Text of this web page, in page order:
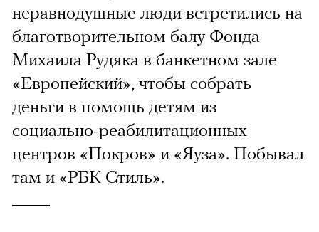
неравнодушные люди встретились на
благотворительном балу Фонда
Михаила Рудяка в банкетном зале
«Европейский», чтобы собрать
деньги в помощь детям из
социально-реабилитационных
центров «Покров» и «Яуза». Побывал
там и «РБК Стиль».